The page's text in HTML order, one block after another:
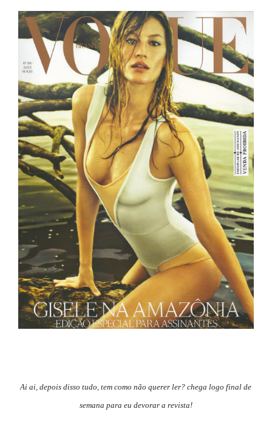
Ai ai, depois disso tudo, tem como não querer ler? chega logo final de
semana para eu devorar a revista!